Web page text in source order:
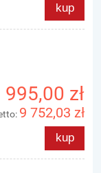
kup
995,00 zł
9 752,03 zł
kup